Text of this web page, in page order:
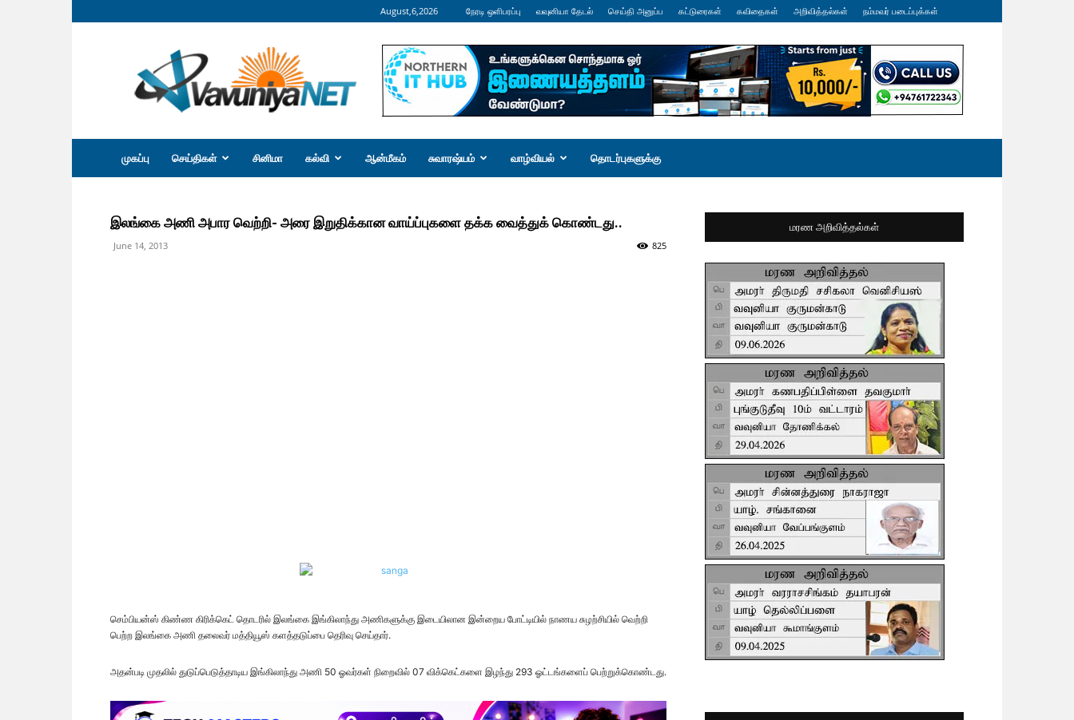
August,6,2026 நேரடி ஒளிபரப்பு வவுனியா தேடல் செய்தி அனுப்ப கட்டுரைகள் கவிதைகள் அறிவித்தல்கள் நம்மவர் படைப்புக்கள்
வவுனியா
நெற்
முகப்பு செய்திகள் சினிமா கல்வி ஆன்மீகம் சுவாரஷ்யம் வாழ்வியல் தொடர்புகளுக்கு
இலங்கை அணி அபார வெற்றி- அரை இறுதிக்கான வாய்ப்புகளை தக்க வைத்துக் கொண்டது..
June 14, 2013 825
செம்பியன்ஸ் கிண்ண கிரிக்கெட் தொடரில் இலங்கை இங்கிலாந்து அணிகளுக்கு இடையிலான இன்றைய போட்டியில் நாணய சுழற்சியில் வெற்றி
பெற்ற இலங்கை அணி தலைவர் மத்தியூஸ் களத்தடுப்பை தெரிவு செய்தார்.
அதன்படி முதலில் துடுப்பெடுத்தாடிய இங்கிலாந்து அணி 50 ஓவர்கள் நிறைவில் 07 விக்கெட்களை இழந்து 293 ஓட்டங்களைப் பெற்றுக்கொண்டது.
மரண அறிவித்தல்கள்